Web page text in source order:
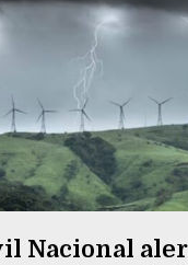
Nacional